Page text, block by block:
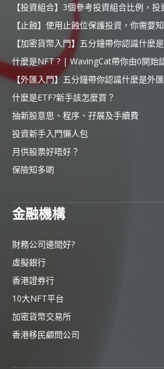
【投資組合】3個參考投資組合比例，
【止蝕】使用止蝕位保護投資，你需要
【加密貨幣入門】五分鐘帶你認識什麼
什麼是NFT ? | WavingCat帶你由0開始
【外匯入門】五分鐘帶你認識什麼是外
什麼是ETF?新手該怎麼買？
抽新股意思、程序、孖展及手續費
投資新手入門懶人包
月供股票好唔好？
保險知多啲
金融機構
財務公司邊間好?
虛擬銀行
香港證券行
10大NFT平台
加密貨幣交易所
香港移民顧問公司